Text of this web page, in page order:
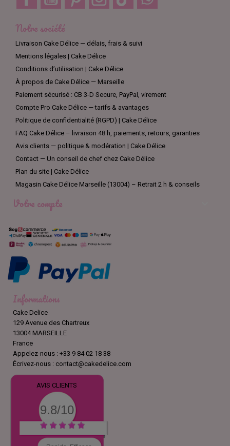
Notre société
Livraison Cake Délice — délais, frais & suivi
Mentions légales | Cake Délice
Conditions d’utilisation | Cake Délice
À propos de Cake Délice — Marseille
Paiement sécurisé : CB 3-D Secure, PayPal, virement
Compte Pro Cake Délice — tarifs & avantages
Politique de confidentialité (RGPD) | Cake Délice
FAQ Cake Délice – livraison 48 h, paiements, retours, garanties
Avis clients — politique & modération | Cake Délice
Contact — Un conseil de chef chez Cake Délice
Plan du site | Cake Délice
Magasin Cake Délice Marseille (13004) – Retrait 2 h & conseils
Votre compte
Informations
Cake Delice
129 Avenue des Chartreux
13004 MARSEILLE
France
Appelez-nous : +33 9 84 02 18 38
Écrivez-nous : contact@cakedelice.com
AVIS CLIENTS
9.8/10